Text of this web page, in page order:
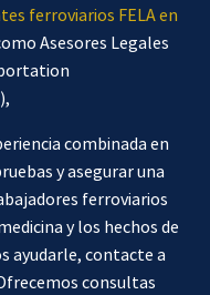
ferroviarios FELA en
Asesores Legales
combinada en
y asegurar una
ferroviarios
y los hechos de
ayudarle, contacte a
consultas